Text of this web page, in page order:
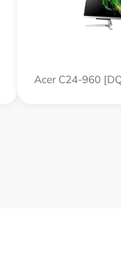
Acer C24-960